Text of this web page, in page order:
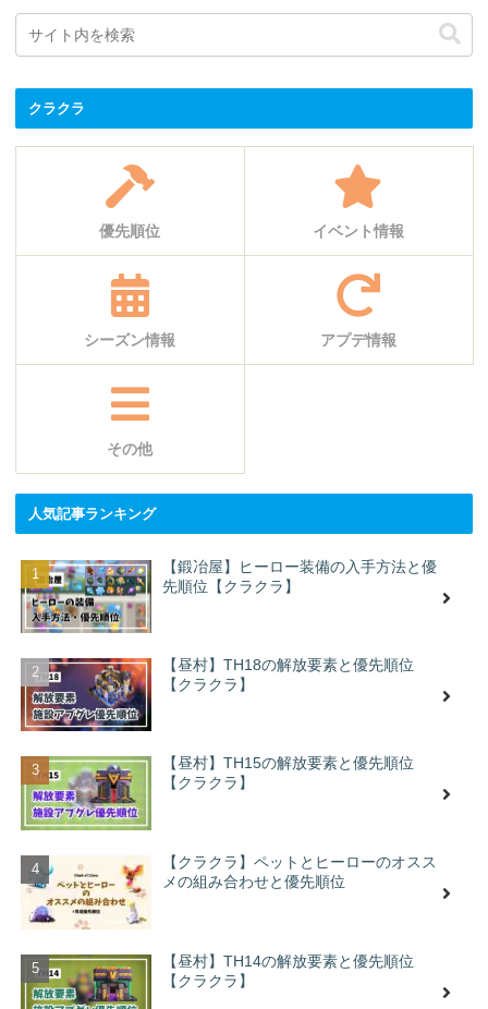
クラクラ
優先順位 イベント情報
シーズン情報 アプデ情報
その他
人気記事ランキング
【鍛冶屋】ヒーロー装備の入手方法と優
先順位【クラクラ】
【昼村】TH18の解放要素と優先順位
【クラクラ】
【昼村】TH15の解放要素と優先順位
【クラクラ】
【クラクラ】ペットとヒーローのオスス
メの組み合わせと優先順位
【昼村】TH14の解放要素と優先順位
【クラクラ】